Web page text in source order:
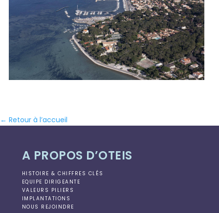
← Retour à l’accueil
A PROPOS D’OTEIS
HISTOIRE & CHIFFRES CLÉS
EQUIPE DIRIGEANTE
VALEURS PILIERS
IMPLANTATIONS
NOUS REJOINDRE